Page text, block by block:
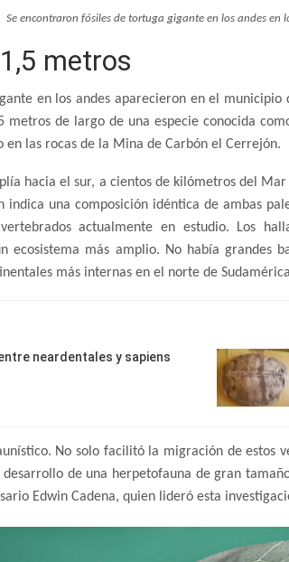
Se encontraron fósiles de tortuga gigante en los andes en
metros
en los andes aparecieron en el municipio
metros de largo de una especie conocida
en las rocas de la Mina de Carbón el Cerrejón.
hacia el sur, a cientos de kilómetros del
una composición idéntica de ambas
actualmente en estudio. Los
ecosistema más amplio. No había grandes
más internas en el norte de
neardentales y sapiens
No solo facilitó la migración de estos
desarrollo de una herpetofauna de gran
Edwin Cadena, quien lideró esta